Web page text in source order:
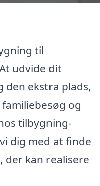
til
udvide dit
den ekstra plads,
og
tilbygning-
dig med at finde
der kan realisere